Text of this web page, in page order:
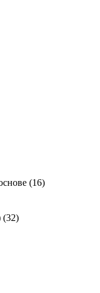
(16)
(32)